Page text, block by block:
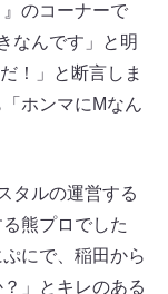
のコーナーで
なんです」と明
！」と断言しま
ホンマにMなん
タルの運営する
熊プロでした
にで、稲田から
」とキレのある